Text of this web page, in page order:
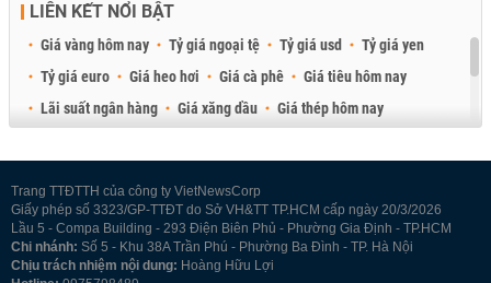
LIÊN KẾT NỔI BẬT
Giá vàng hôm nay Tỷ giá ngoại tệ Tỷ giá usd
Tỷ giá yen
Tỷ giá euro
Giá heo hơi Giá cà phê
Giá tiêu hôm nay
Lãi suất ngân hàng
Giá xăng dầu
Giá thép hôm nay
Trang TTĐTTH của công ty VietNewsCorp
Giấy phép số 3323/GP-TTĐT do Sở VH&TT TP.HCM cấp ngày 20/3/2026
Lầu 5 - Compa Building - 293 Điện Biên Phủ - Phường Gia Định - TP.HCM
Chi nhánh: Số 5 - Khu 38A Trần Phú - Phường Ba Đình - TP. Hà Nội
Chịu trách nhiệm nội dung: Hoàng Hữu Lợi